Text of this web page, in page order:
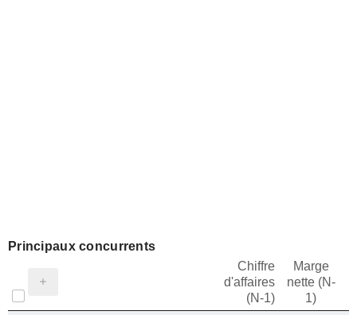
Principaux concurrents
Chiffre
d'affaires
(N-1)
Marge
nette (N-
1)